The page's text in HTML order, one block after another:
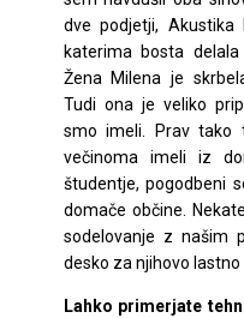
dve podjetji,
katerima bosta
Žena Milena je
Tudi ona je veliko
smo imeli. Prav tako
večinoma imeli iz
študentje, pogodbeni
domače občine.
sodelovanje z našim
desko za njihovo lastno
Lahko primerjate